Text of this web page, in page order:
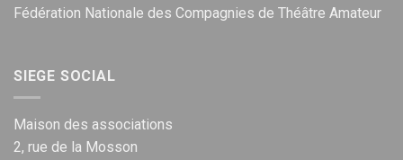
Fédération Nationale des Compagnies de Théâtre Amateur
SIEGE SOCIAL
Maison des associations
2, rue de la Mosson